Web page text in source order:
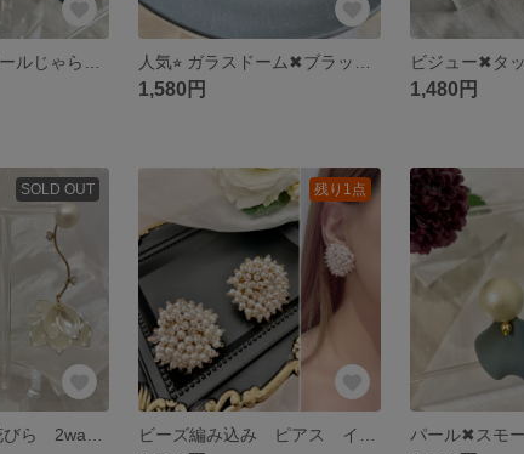
1,580円 1,480円
SOLD OUT 残り1点